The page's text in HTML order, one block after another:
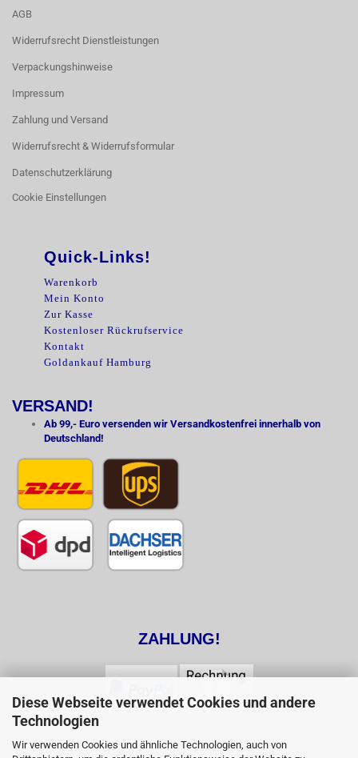
Diese Webseite verwendet Cookies und andere
Technologien
Wir verwenden Cookies und ähnliche Technologien, auch von
AGB
Widerrufsrecht Dienstleistungen
Verpackungshinweise
Impressum
Zahlung und Versand
Widerrufsrecht & Widerrufsformular
Datenschutzerklärung
Cookie Einstellungen
Quick-Links!
Warenkorb
Mein Konto
Zur Kasse
Kostenloser Rückrufservice
Kontakt
Goldankauf Hamburg
VERSAND!
Ab 99,- Euro versenden wir Versandkostenfrei innerhalb von
Deutschland!
ZAHLUNG!